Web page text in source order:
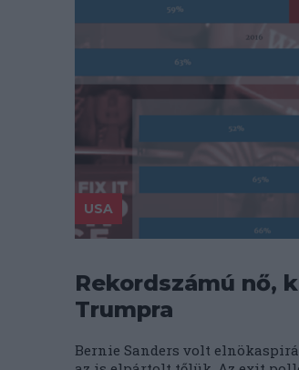
USA
Rekordszámú nő,
Trumpra
Bernie Sanders volt